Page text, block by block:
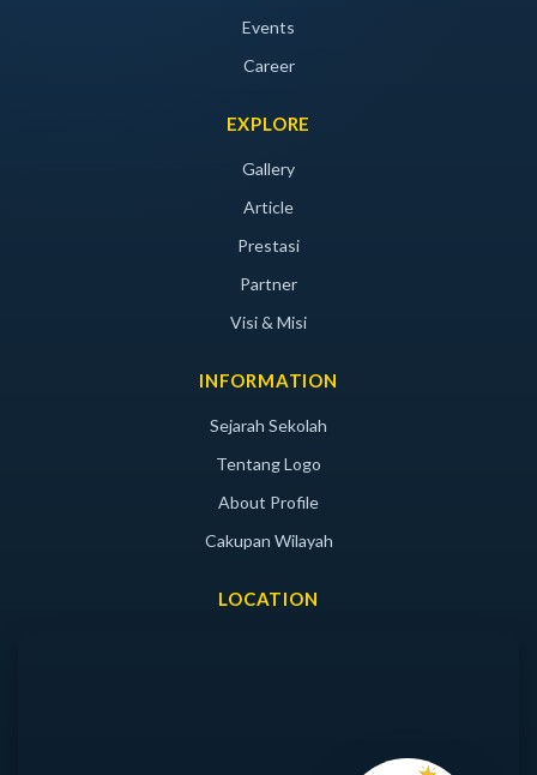
Events
Career
EXPLORE
Gallery
Article
Prestasi
Partner
Visi & Misi
INFORMATION
Sejarah Sekolah
Tentang Logo
About Profile
Cakupan Wilayah
LOCATION